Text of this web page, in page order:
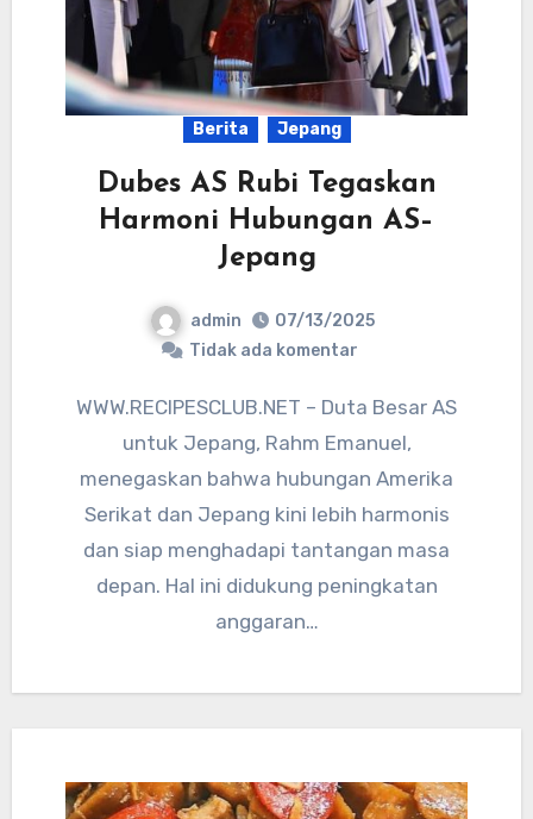
Berita Jepang
Dubes AS Rubi Tegaskan
Harmoni Hubungan AS–
Jepang
admin
07/13/2025
Tidak ada komentar
WWW.RECIPESCLUB.NET – Duta Besar AS
untuk Jepang, Rahm Emanuel,
menegaskan bahwa hubungan Amerika
Serikat dan Jepang kini lebih harmonis
dan siap menghadapi tantangan masa
depan. Hal ini didukung peningkatan
anggaran…